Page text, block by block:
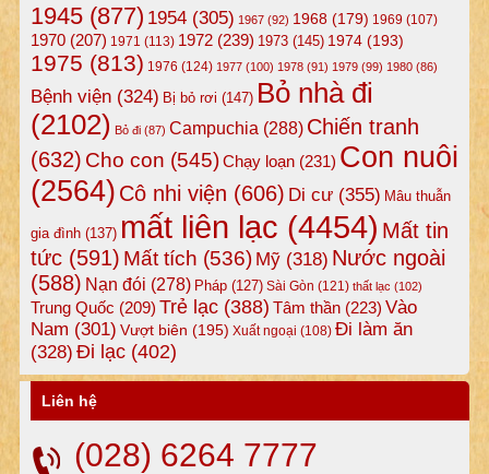
1945(877) 1954(305) 1967(92) 1968(179) 1969 (107)
1970(207) 1971 (113) 1972(239) 1973(145) 1974(193)
1975 (813) 1976 (124) 1977(100) 1978(91) 1979(99) 1980(86)
Bệnh viện(324) Bị bỏ rơi (147) Bỏ nhà đi
(2102) Bỏ đi(87) Campuchia (288) Chiến tranh
(632) Cho con (545)Chạy loạn(231) Con nuôi
(2564) Cô nhi viện (606) Di cư(355) Mâu thuẫn
gia đình(137) mất liên lạc (4454) Mất tin
tức(591) Mất tích (536) Mỹ(318) Nước ngoài
(588) Nạn đói (278) Pháp(127) Sài Gòn (121) thất lạc (102)
Trung Quốc (209) Trẻ lạc(388) Tâm thần(223) Vào
Nam (301) Vượt biên (195) Xuất ngoại (108) Đi làm ăn
(328) Đi lạc(402)
Liên hệ
(028) 6264 7777